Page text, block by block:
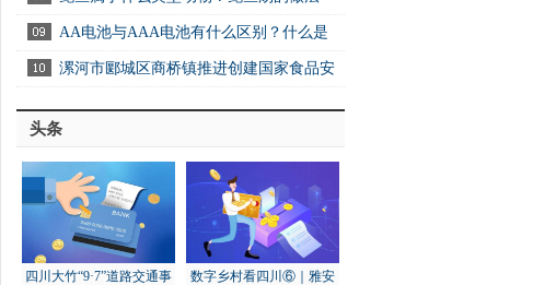
升 其余14城全部下滑
呢？-世界报资讯
报
AA电池与AAA电池有什么区别？什么是
AA电池？ 快资讯
漯河市郾城区商桥镇推进创建国家食品安
头条
四川大竹“9·7”道路交通事
数字乡村看四川⑥｜雅安